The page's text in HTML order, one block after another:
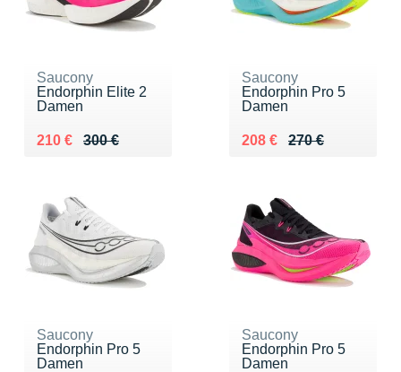
Saucony
Endorphin Elite 2
Damen
300 €
Au lieu de 300 €
210 €
Vendu 210 €
Saucony
Endorphin Pro 5
Damen
270 €
Au lieu de 270 €
208 €
Vendu 208 €
Saucony
Endorphin Pro 5
Damen
Saucony
Endorphin Pro 5
Damen